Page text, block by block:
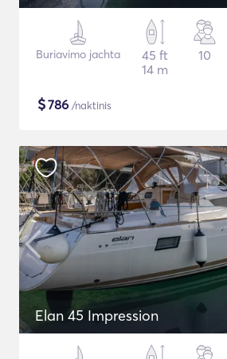
Buriavimo jachta
45 ft
14 m
10
$786 /naktinis
Elan 45 Impression